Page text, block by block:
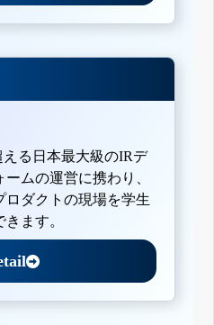
える日本最大級のIRデ
ムの運営に携わり、
ロダクトの現場を学生
ます。